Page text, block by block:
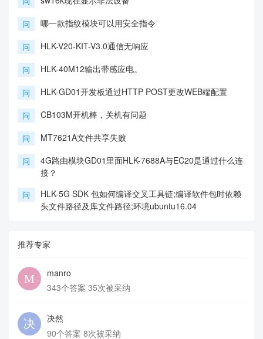
问 哪一款指纹模块可以用安全指令
问 HLK-V20-KIT-V3.0通信无响应
问 HLK-40M12输出带感应电。
问 HLK-GD01开发板通过HTTP POST更改WEB端配置
问 CB103M开机棒，关机有问题
问 MT7621A文件共享失败
问
4G路由模块GD01里面HLK-7688A与EC20是通过什么连
接？
问
HLK-5G SDK 包如何编译交叉工具链;编译软件包时依赖
头文件路径及库文件路径;环境ubuntu16.04
推荐专家
manro
343个答案 35次被采纳
决然
90个答案 8次被采纳